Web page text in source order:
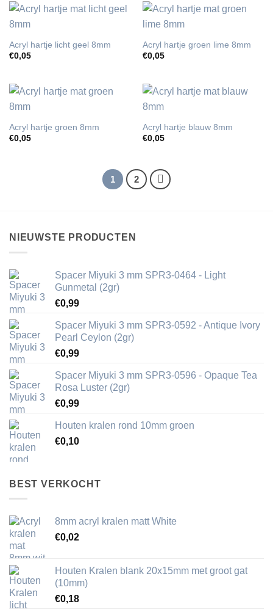
Acryl hartje licht geel 8mm
€0,05
Acryl hartje groen lime 8mm
€0,05
Acryl hartje groen 8mm
€0,05
Acryl hartje blauw 8mm
€0,05
1 2
NIEUWSTE PRODUCTEN
Spacer Miyuki 3 mm SPR3-0464 - Light
Gunmetal (2gr)
€0,99
Spacer Miyuki 3 mm SPR3-0592 - Antique Ivory
Pearl Ceylon (2gr)
€0,99
Spacer Miyuki 3 mm SPR3-0596 - Opaque Tea
Rosa Luster (2gr)
€0,99
Houten kralen rond 10mm groen
€0,10
BEST VERKOCHT
8mm acryl kralen matt White
€0,02
Houten Kralen blank 20x15mm met groot gat
(10mm)
€0,18